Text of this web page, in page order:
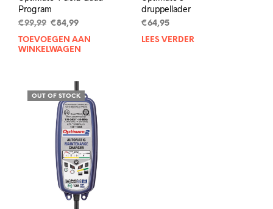
Program
€99,99 Oorspronkelijke
prijs
was:
€84,99Huidige
prijs
is:
TOEVOEGEN AAN
WINKELWAGEN
druppellader
€64,95
LEES VERDER
OUT OF STOCK